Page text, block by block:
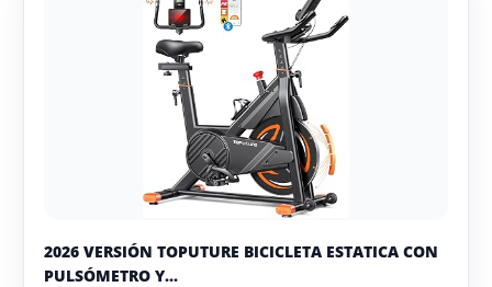
2026 VERSIÓN TOPUTURE BICICLETA ESTATICA CON
PULSÓMETRO Y...